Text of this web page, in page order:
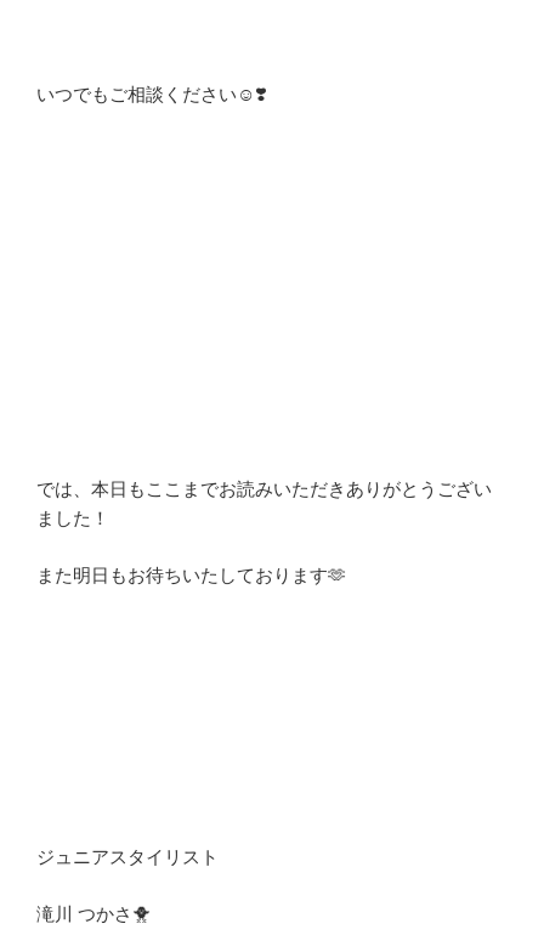
いつでもご相談ください☺❣️
では、本日もここまでお読みいただきありがとうござい
ました！
また明日もお待ちいたしております🫶
ジュニアスタイリスト
滝川 つかさ🐥